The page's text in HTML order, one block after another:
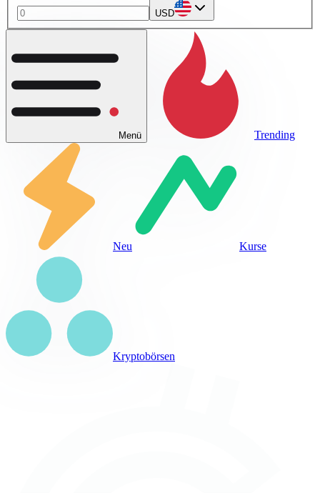
USD
Menü Trending
Neu Kurse
Kryptobörsen